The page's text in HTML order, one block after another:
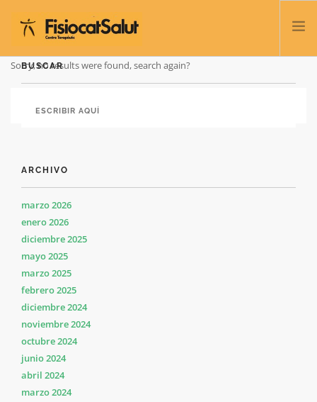
BLOG
Sorry, no results were found, search again?
BUSCAR
ARCHIVO
marzo 2026
enero 2026
diciembre 2025
mayo 2025
marzo 2025
febrero 2025
diciembre 2024
noviembre 2024
octubre 2024
junio 2024
abril 2024
marzo 2024